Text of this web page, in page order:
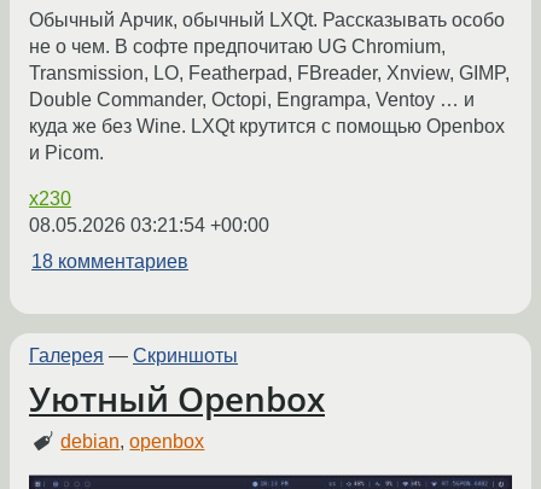
Обычный Арчик, обычный LXQt. Рассказывать особо
не о чем. В софте предпочитаю UG Chromium,
Transmission, LO, Featherpad, FBreader, Xnview, GIMP,
Double Commander, Octopi, Engrampa, Ventoy … и
куда же без Wine. LXQt крутится с помощью Openbox
и Picom.
x230
08.05.2026 03:21:54 +00:00
18 комментариев
Галерея — Скриншоты
Уютный Openbox
debian,openbox